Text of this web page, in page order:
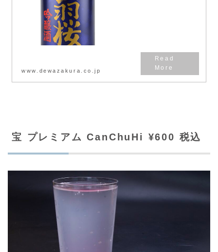
www.dewazakura.co.jp
宝 プレミアム CanChuHi ¥600 税込